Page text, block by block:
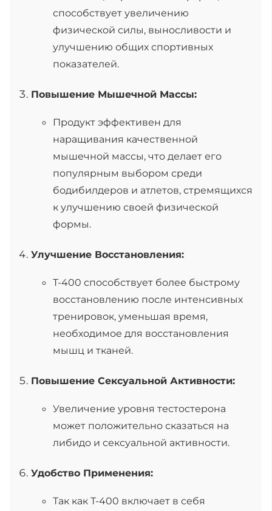
способствует увеличению
физической силы, выносливости и
улучшению общих спортивных
показателей.
Повышение Мышечной Массы:
Продукт эффективен для
наращивания качественной
мышечной массы, что делает его
популярным выбором среди
бодибилдеров и атлетов, стремящихся
к улучшению своей физической
формы.
Улучшение Восстановления:
T-400 способствует более быстрому
восстановлению после интенсивных
тренировок, уменьшая время,
необходимое для восстановления
мышц и тканей.
Повышение Сексуальной Активности:
Увеличение уровня тестостерона
может положительно сказаться на
либидо и сексуальной активности.
Удобство Применения:
Так как T-400 включает в себя